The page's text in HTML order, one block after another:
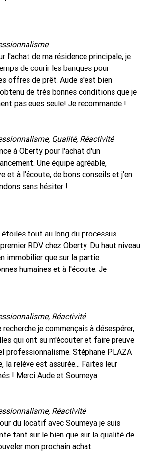
l'achat de ma résidence principale, je
de courir les banques pour
offres de prêt. Aude s'est bien
de très bonnes conditions que je
pas eues seule! Je recommande !
Qualité, Réactivité
à Oberty pour l'achat d'un
Une équipe agréable,
et à l'écoute, de bons conseils et j'en
sans hésiter !
étoiles tout au long du processus
RDV chez Oberty. Du haut niveau
immobilier que sur la partie
humaines et à l'écoute. Je
Réactivité
je commençais à désespérer,
qui ont su m'écouter et faire preuve
professionnalisme. Stéphane PLAZA
la relève est assurée... Faites leur
! Merci Aude et Soumeya
Réactivité
du locatif avec Soumeya je suis
tant sur le bien que sur la qualité de
mon prochain achat.